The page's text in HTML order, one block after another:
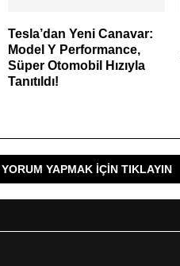
Tesla’dan Yeni Canavar:
Model Y Performance,
Süper Otomobil Hızıyla
Tanıtıldı!
YORUM YAPMAK IÇIN TIKLAYIN